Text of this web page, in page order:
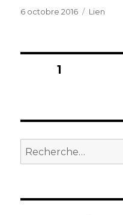
Publié
6 octobre 2016 Format
Lien
Navigation
articles
PAGE1
Recherche
pour